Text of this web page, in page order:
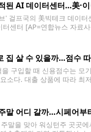
된 AI 데이터센터…美·
' 걸프국의 美빅테크 데이
터센터 [AP=연합뉴스 자료
집 살 수 있을까…점수
구입할 때 신용점수는 모
소다. 대출 상품에 따라 최
말 어디 갈까…시페어부
말을 맞아 워싱턴주 곳곳